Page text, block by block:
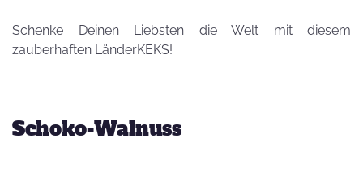
Schenke Deinen Liebsten die Welt mit diesem
zauberhaften LänderKEKS!
Schoko-Walnuss